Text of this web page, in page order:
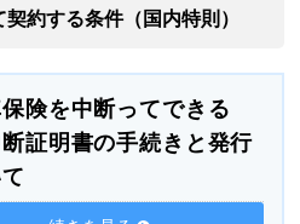
約する条件（国内特則）
険を中断ってできる
証明書の手続きと発行